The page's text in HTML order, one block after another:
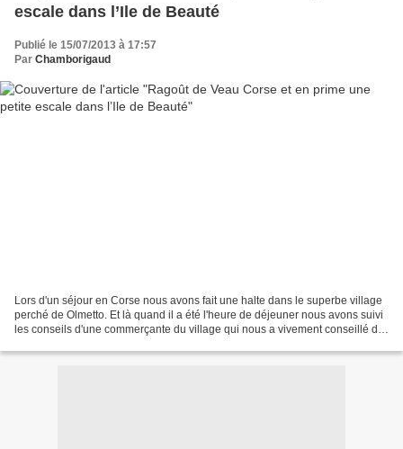
escale dans l’Ile de Beauté
Publié le 15/07/2013 à 17:57
Par Chamborigaud
Lors d'un séjour en Corse nous avons fait une halte dans le superbe village
perché de Olmetto. Et là quand il a été l'heure de déjeuner nous avons suivi
les conseils d'une commerçante du village qui nous a vivement conseillé de